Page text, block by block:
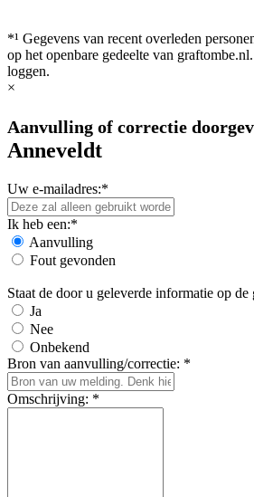
*¹ Gegevens van recent overleden
op het openbare gedeelte van
loggen.
×
Aanvulling of correctie
Anneveldt
Uw e-mailadres:*
Ik heb een:*
Aanvulling
Fout gevonden
Staat de door u geleverde informatie op de
Ja
Nee
Onbekend
Bron van aanvulling/correctie: *
Omschrijving: *